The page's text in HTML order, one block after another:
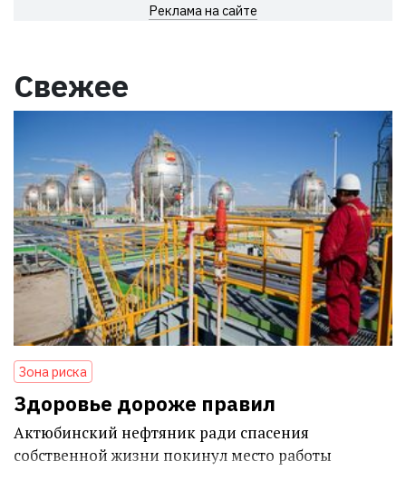
Реклама на сайте
Свежее
Зона риска
Здоровье дороже правил
Актюбинский нефтяник ради спасения
собственной жизни покинул место работы